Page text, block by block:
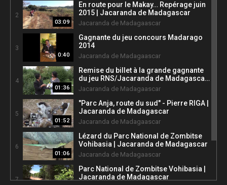
2
03:09
En route pour le Makay… Repérage juin
2015 | Jacaranda de Madagascar
Jacaranda de Madagaascar
3
0:40
Gagnante du jeu concours Madarago
2014
Jacaranda de Madagaascar
4
01:36
Remise du billet à la grande gagnante
du jeu RNS/Jacaranda de Madagascar
2013
Jacaranda de Madagaascar
5
01:52
"Parc Anja, route du sud" - Pierre RIGA |
Jacaranda de Madagascar
Jacaranda de Madagaascar
6
01:06
Lézard du Parc National de Zombitse
Vohibasia | Jacaranda de Madagascar
Jacaranda de Madagaascar
7
Parc National de Zombitse Vohibasia |
Jacaranda de Madagascar